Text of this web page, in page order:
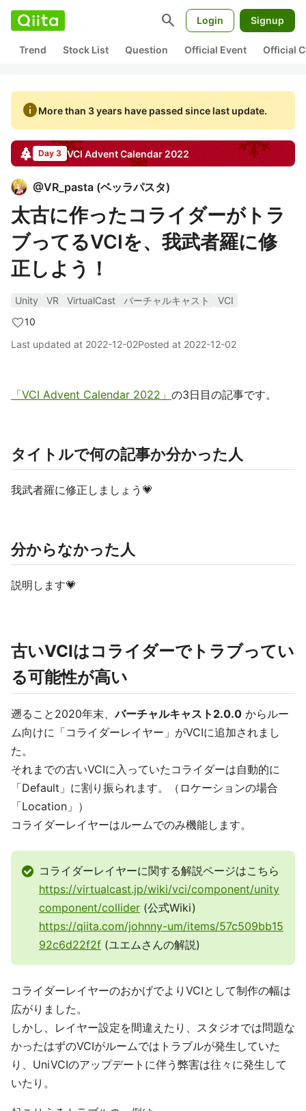
search Login Signup
Trend Stock List Question Official Event Official
infoMore than 3 years have passed since last update.
Day 3 VCIAdvent Calendar 2022
@VR_pasta (ベッラパスタ)
太古に作ったコライダーがトラ
ブってるVCIを、我武者羅に修
正しよう！
Unity VR VirtualCast バーチャルキャスト
VCI
10
Last updated at 2022-12-02Posted at 2022-12-02
「VCI Advent Calendar 2022」 の3日目の記事です。
タイトルで何の記事か分かった人
我武者羅に修正しましょう💗
分からなかった人
説明します💗
古いVCIはコライダーでトラブってい
る可能性が高い
遡ること2020年末、バーチャルキャスト2.0.0 からルー
ム向けに「コライダーレイヤー」がVCIに追加されまし
た。
それまでの古いVCIに入っていたコライダーは自動的に
「Default」に割り振られます。（ロケーションの場合
「Location」）
コライダーレイヤーはルームでのみ機能します。
コライダーレイヤーに関する解説ページはこちら
https://virtualcast.jp/wiki/vci/component/unity
component/collider (公式Wiki)
https://qiita.com/johnny-um/items/57c509bb15
92c6d22f2f (ユエムさんの解説)
コライダーレイヤーのおかげでよりVCIとして制作の幅は
広がりました。
しかし、レイヤー設定を間違えたり、スタジオでは問題な
かったはずのVCIがルームではトラブルが発生していた
り、UniVCIのアップデートに伴う弊害は往々に発生して
いたり。